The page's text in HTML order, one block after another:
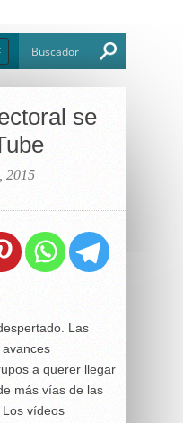
se
2015
Las
a querer llegar
más vías de las
vídeos